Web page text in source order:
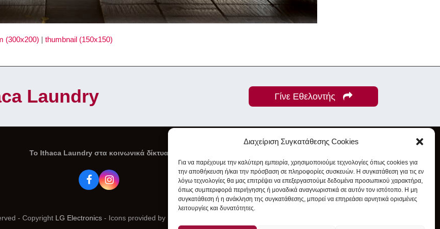
Διαχείριση Συγκατάθεσης Cookies
Για να παρέχουμε την καλύτερη εμπειρία, χρησιμοποιούμε τεχνολογίες όπως cookies για
την αποθήκευση ή/και την πρόσβαση σε πληροφορίες συσκευών. Η συγκατάθεση για τις εν
λόγω τεχνολογίες θα μας επιτρέψει να επεξεργαστούμε δεδομένα προσωπικού χαρακτήρα,
όπως συμπεριφορά περιήγησης ή μοναδικά αναγνωριστικά σε αυτόν τον ιστότοπο. Η μη
συγκατάθεση ή η ανάκληση της συγκατάθεσης, μπορεί να επηρεάσει αρνητικά ορισμένες
λειτουργίες και δυνατότητες.
(300x200) | thumbnail (150x150)
Laundry Γίνε Εθελοντής
To Ithaca Laundry στα κοινωνικά δίκτυα
FacebookInstagram
- Copyright LG Electronics - Icons provided by